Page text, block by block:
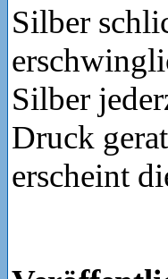
Silber
Silber
Druck
erscheint